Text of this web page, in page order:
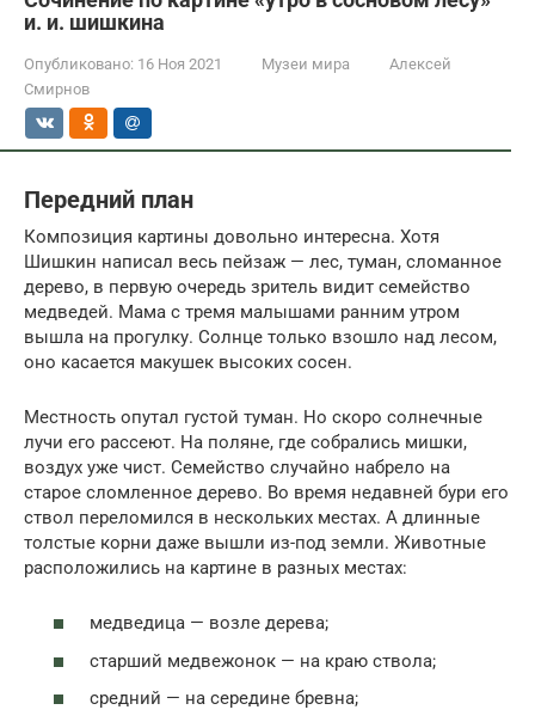
и. и. шишкина
Опубликовано: 16 Ноя 2021 Музеи мира
Алексей
Смирнов
Передний план
Композиция картины довольно интересна. Хотя
Шишкин написал весь пейзаж — лес, туман, сломанное
дерево, в первую очередь зритель видит семейство
медведей. Мама с тремя малышами ранним утром
вышла на прогулку. Солнце только взошло над лесом,
оно касается макушек высоких сосен.
Местность опутал густой туман. Но скоро солнечные
лучи его рассеют. На поляне, где собрались мишки,
воздух уже чист. Семейство случайно набрело на
старое сломленное дерево. Во время недавней бури его
ствол переломился в нескольких местах. А длинные
толстые корни даже вышли из-под земли. Животные
расположились на картине в разных местах:
медведица — возле дерева;
старший медвежонок — на краю ствола;
средний — на середине бревна;